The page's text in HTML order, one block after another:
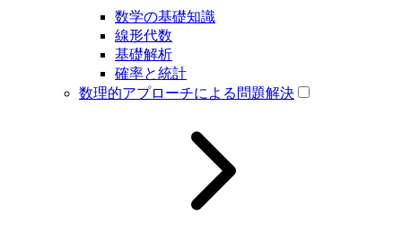
数学の基礎知識
線形代数
基礎解析
確率と統計
数理的アプローチによる問題解決